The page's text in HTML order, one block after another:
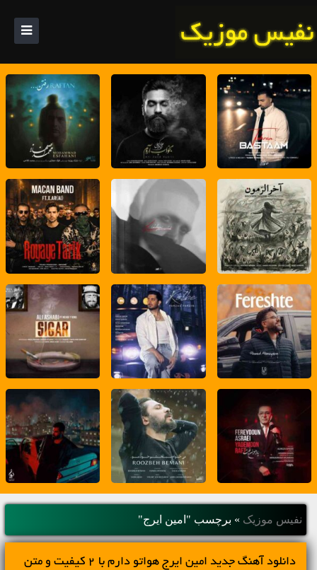
نفیس موزیک » برچسب "امین ایرج"
دانلود آهنگ جديد امین ایرج هواتو دارم با 2 کیفیت و متن